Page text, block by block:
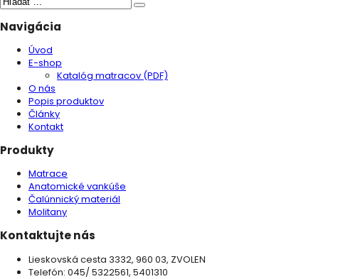
Navigácia
Úvod
E-shop
Katalóg matracov (PDF)
O nás
Popis produktov
Články
Kontakt
Produkty
Matrace
Anatomické vankúše
Čalúnnický materiál
Molitany
Kontaktujte nás
Lieskovská cesta 3332, 960 03, ZVOLEN
Telefón: 045/ 5322561, 5401310